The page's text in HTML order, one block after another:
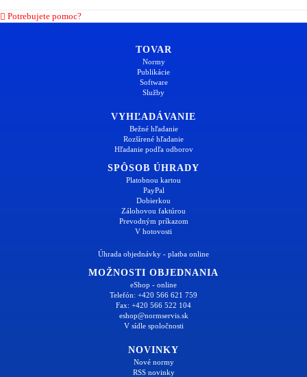
Potrebujete pomoc?
TOVAR
Normy
Publikácie
Software
Služby
VYHĽADÁVANIE
Bežné hľadanie
Rozšírené hľadanie
Hľadanie podľa odborov
SPÔSOB ÚHRADY
Platobnou kartou
PayPal
Dobierkou
Zálohovou faktúrou
Prevodným príkazom
V hotovosti
Úhrada objednávky - platba online
MOŽNOSTI OBJEDNANIA
eShop - online
Telefón: +420 566 621 759
Fax: +420 566 522 104
eshop@normservis.sk
V sídle spoločnosti
NOVINKY
Nové normy
RSS novinky